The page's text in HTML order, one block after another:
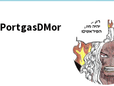
PortgasDMor